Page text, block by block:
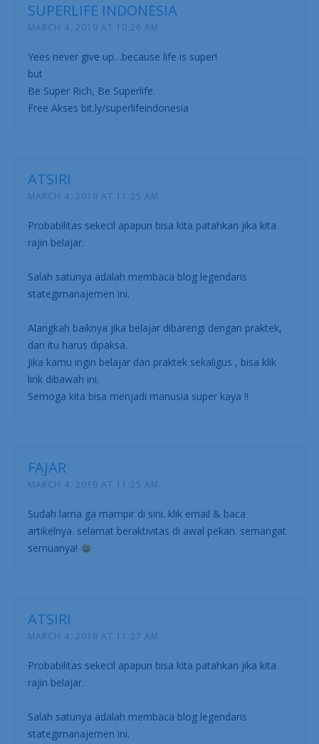
SUPERLIFE INDONESIA
MARCH 4, 2019 AT 10:26 AM
Yees never give up…because life is super!
but
Be Super Rich, Be Superlife.
Free Akses bit.ly/superlifeindonesia
ATSIRI
MARCH 4, 2019 AT 11:25 AM
Probabilitas sekecil apapun bisa kita patahkan jika kita
rajin belajar.
Salah satunya adalah membaca blog legendaris
stategimanajemen ini.
Alangkah baiknya jika belajar dibarengi dengan praktek,
dan itu harus dipaksa.
Jika kamu ingin belajar dan praktek sekaligus , bisa klik
link dibawah ini.
Semoga kita bisa menjadi manusia super kaya !!
FAJAR
MARCH 4, 2019 AT 11:25 AM
Sudah lama ga mampir di sini. klik email & baca
artikelnya. selamat beraktivitas di awal pekan. semangat
semuanya!
ATSIRI
MARCH 4, 2019 AT 11:27 AM
Probabilitas sekecil apapun bisa kita patahkan jika kita
rajin belajar.
Salah satunya adalah membaca blog legendaris
stategimanajemen ini.